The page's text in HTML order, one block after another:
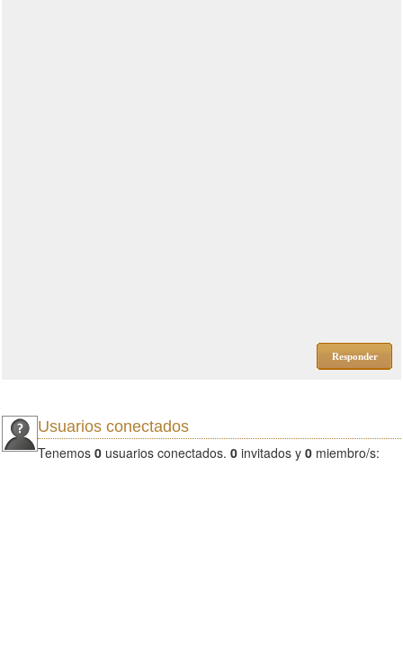
Responder
Usuarios conectados
Tenemos 0 usuarios conectados. 0 invitados y 0 miembro/s: